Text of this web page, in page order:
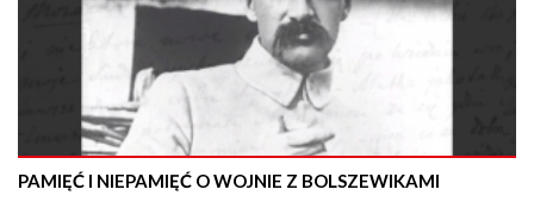
PAMIĘĆ I NIEPAMIĘĆ O WOJNIE Z BOLSZEWIKAMI